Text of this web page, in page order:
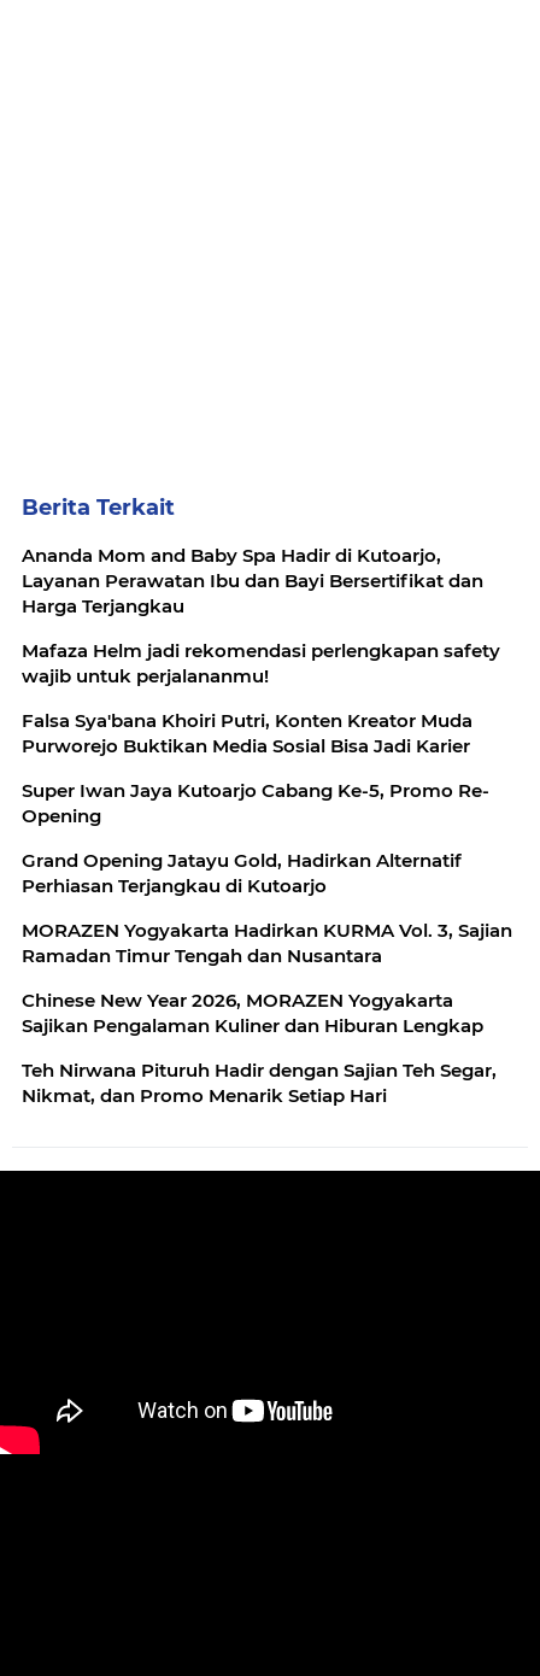
Berita Terkait
Ananda Mom and Baby Spa Hadir di Kutoarjo,
Layanan Perawatan Ibu dan Bayi Bersertifikat dan
Harga Terjangkau
Mafaza Helm jadi rekomendasi perlengkapan safety
wajib untuk perjalananmu!
Falsa Sya'bana Khoiri Putri, Konten Kreator Muda
Purworejo Buktikan Media Sosial Bisa Jadi Karier
Super Iwan Jaya Kutoarjo Cabang Ke-5, Promo Re-
Opening
Grand Opening Jatayu Gold, Hadirkan Alternatif
Perhiasan Terjangkau di Kutoarjo
MORAZEN Yogyakarta Hadirkan KURMA Vol. 3, Sajian
Ramadan Timur Tengah dan Nusantara
Chinese New Year 2026, MORAZEN Yogyakarta
Sajikan Pengalaman Kuliner dan Hiburan Lengkap
Teh Nirwana Pituruh Hadir dengan Sajian Teh Segar,
Nikmat, dan Promo Menarik Setiap Hari